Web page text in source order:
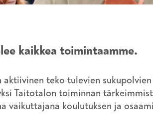
kaikkea toimintaamme.
teko tulevien
Taitotalon toiminnan
vaikuttajana koulutuksen ja